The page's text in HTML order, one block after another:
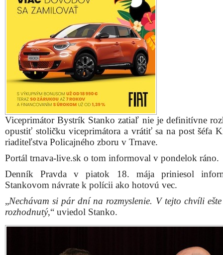
Viceprimátor Bystrík Stanko zatiaľ nie je definitívne
opustiť stoličku viceprimátora a vrátiť sa na post šéfa
riaditeľstva Policajného zboru v Trnave.
Portál trnava-live.sk o tom informoval v pondelok ráno.
Denník Pravda v piatok 18. mája priniesol
Stankovom návrate k polícii ako hotovú vec.
„Nechávam si pár dní na rozmyslenie. V tejto chvíli
rozhodnutý,“ uviedol Stanko.